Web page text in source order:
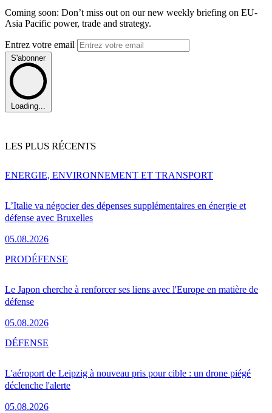
Coming soon: Don’t miss out on our new weekly briefing on EU-
Asia Pacific power, trade and strategy.
Entrez votre email
S'abonner
Loading...
LES PLUS RÉCENTS
L’Italie va négocier des dépenses supplémentaires en énergie et
défense avec Bruxelles
05.08.2026
ENERGIE, ENVIRONNEMENT ET TRANSPORT
Le Japon cherche à renforcer ses liens avec l'Europe en matière de
défense
05.08.2026
PRODÉFENSE
L'aéroport de Leipzig à nouveau pris pour cible : un drone piégé
déclenche l'alerte
05.08.2026
DÉFENSE